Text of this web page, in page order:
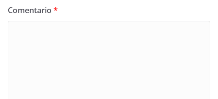
Comentario *